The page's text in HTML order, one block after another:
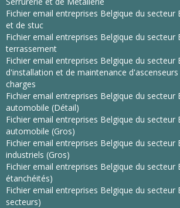
Fichier email entreprises Belgique du secteur
et de stuc
Fichier email entreprises Belgique du secteur
terrassement
Fichier email entreprises Belgique du secteur
d'installation et de maintenance
charges
Fichier email entreprises Belgique du secteur
automobile (Détail)
Fichier email entreprises Belgique du secteur
automobile (Gros)
Fichier email entreprises Belgique du secteur
industriels (Gros)
Fichier email entreprises Belgique du secteur
étanchéités)
Fichier email entreprises Belgique du secteur
secteurs)